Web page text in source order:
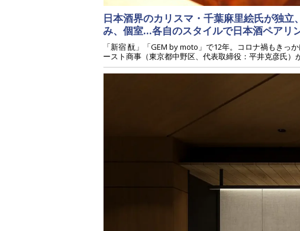
日本酒界のカリスマ・千葉麻里絵氏が独
み、個室…各自のスタイルで日本酒ペアリ
「新宿 酛」「GEM by moto」で12年。コロナ禍もきっ
ースト商事（東京都中野区、代表取締役：平井克彦氏）